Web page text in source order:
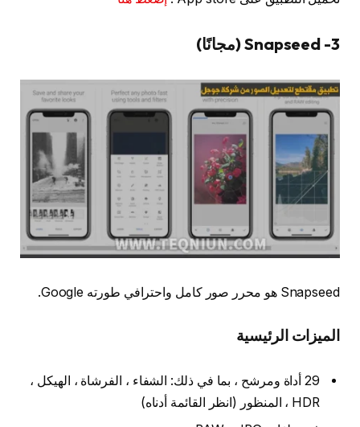
3- Snapseed (مجانًا)
Snapseed هو محرر صور كامل واحترافي طورته Google.
الميزات الرئيسية
29 أداة ومرشح ، بما في ذلك: الشفاء ، الفرشاة ، الهيكل ،
HDR ، المنظور (انظر القائمة أدناه)